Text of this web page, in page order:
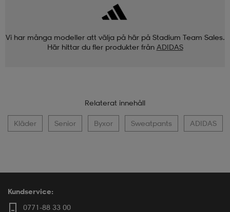
Vi har många modeller att välja på här på Stadium Team Sales.
Här hittar du fler produkter från ADIDAS
Relaterat innehåll
Kläder Senior Byxor Sweatpants ADIDAS
Kundservice:
0771-88 33 00